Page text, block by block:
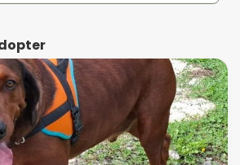
de 50 km